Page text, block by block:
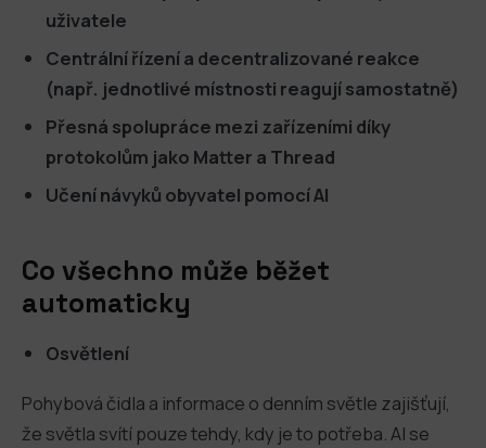
uživatele
Centrální řízení a decentralizované reakce
(např. jednotlivé místnosti reagují samostatně)
Přesná spolupráce mezi zařízeními díky
protokolům jako Matter a Thread
Učení návyků obyvatel pomocí AI
Co všechno může běžet
automaticky
Osvětlení
Pohybová čidla a informace o denním světle zajišťují,
že světla svítí pouze tehdy, kdy je to potřeba. AI se